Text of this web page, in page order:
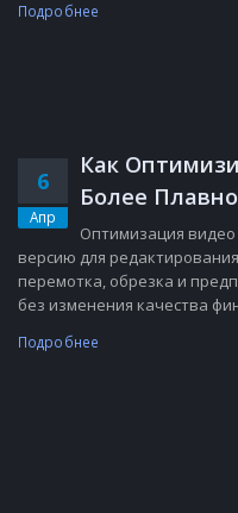
Подробнее
6
Апр
Как
Более
Оптимизация
версию для
перемотка, обрезка и
без изменения качества
Подробнее